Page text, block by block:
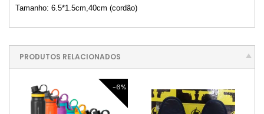
Tamanho: 6.5*1.5cm,40cm (cordão)
PRODUTOS RELACIONADOS
-6%